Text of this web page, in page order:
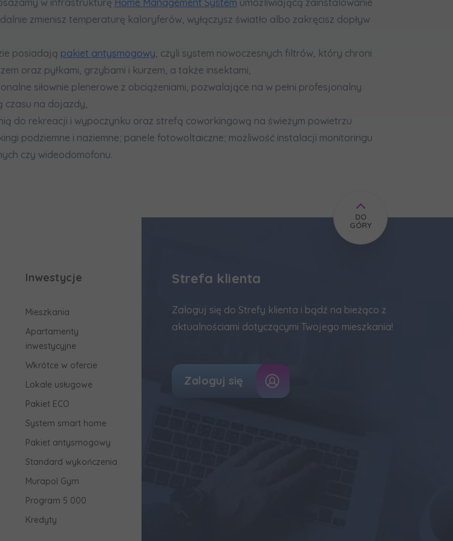
zmienisz temperaturę kaloryferów, wyłączysz światło albo zakręcisz dopływ
posiadają pakiet antysmogowy , czyli system nowoczesnych filtrów, który chroni
oraz pyłkami, grzybami i kurzem, a także insektami,
siłownie plenerowe z obciążeniami, pozwalające na w pełni profesjonalny
czasu na dojazdy,
do rekreacji i wypoczynku oraz strefą coworkingową na świeżym powietrzu
podziemne i naziemne; panele fotowoltaiczne; możliwość instalacji monitoringu
czy wideodomofonu.
Inwestycje
Mieszkania
Apartamenty
inwestycyjne
Wkrótce w ofercie
Lokale usługowe
Pakiet ECO
System smart home
Pakiet antysmogowy
Standard wykończenia
Murapol Gym
Program 5 000
Kredyty
Strefa klienta
Zaloguj się do Strefy klienta i bądź na bieżąco z
aktualnościami dotyczącymi Twojego mieszkania!
Zaloguj się
DO
GÓRY